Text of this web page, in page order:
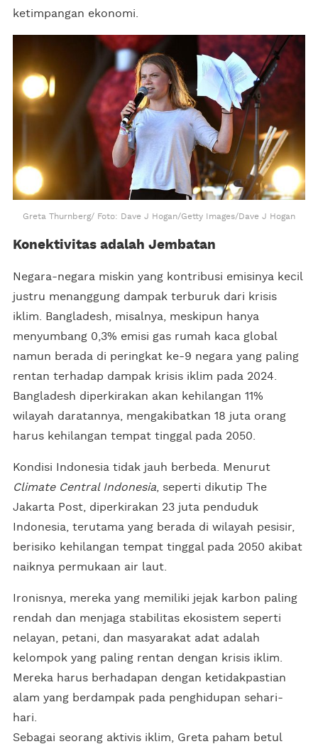
ketimpangan ekonomi.
Greta Thurnberg/ Foto: Dave J Hogan/Getty Images/Dave J Hogan
Konektivitas adalah Jembatan
Negara-negara miskin yang kontribusi emisinya kecil
justru menanggung dampak terburuk dari krisis
iklim. Bangladesh, misalnya, meskipun hanya
menyumbang 0,3% emisi gas rumah kaca global
namun berada di peringkat ke-9 negara yang paling
rentan terhadap dampak krisis iklim pada 2024.
Bangladesh diperkirakan akan kehilangan 11%
wilayah daratannya, mengakibatkan 18 juta orang
harus kehilangan tempat tinggal pada 2050.
Kondisi Indonesia tidak jauh berbeda. Menurut
Climate Central Indonesia , seperti dikutip The
Jakarta Post, diperkirakan 23 juta penduduk
Indonesia, terutama yang berada di wilayah pesisir,
berisiko kehilangan tempat tinggal pada 2050 akibat
naiknya permukaan air laut.
Ironisnya, mereka yang memiliki jejak karbon paling
rendah dan menjaga stabilitas ekosistem seperti
nelayan, petani, dan masyarakat adat adalah
kelompok yang paling rentan dengan krisis iklim.
Mereka harus berhadapan dengan ketidakpastian
alam yang berdampak pada penghidupan sehari-
hari.
Sebagai seorang aktivis iklim, Greta paham betul